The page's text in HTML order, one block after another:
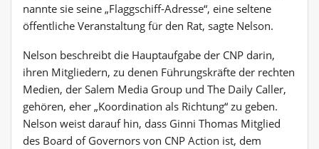
nannte sie seine „Flaggschiff-Adresse“, eine seltene
öffentliche Veranstaltung für den Rat, sagte Nelson.
Nelson beschreibt die Hauptaufgabe der CNP darin,
ihren Mitgliedern, zu denen Führungskräfte der rechten
Medien, der Salem Media Group und The Daily Caller,
gehören, eher „Koordination als Richtung“ zu geben.
Nelson weist darauf hin, dass Ginni Thomas Mitglied
des Board of Governors von CNP Action ist, dem